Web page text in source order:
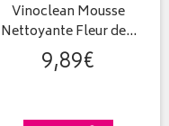
Vinoclean Mousse
Nettoyante Fleur de…
9,89€